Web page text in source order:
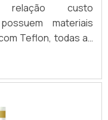
custo
materiais
Teflon, todas as
sobre as
é um material
no período em
anilox permanece